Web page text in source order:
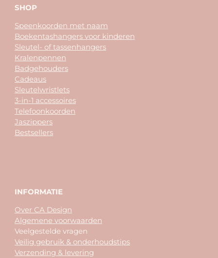
SHOP
Speenkoorden met naam
Boekentashangers voor kinderen
Sleutel- of tassenhangers
Kralenpennen
Badgehouders
Cadeaus
Sleutelwristlets
3-in-1 accessoires
Telefoonkoorden
Jaszippers
Bestsellers
INFORMATIE
Over CA Design
Algemene voorwaarden
Veelgestelde vragen
Veilig gebruik & onderhoudstips
Verzending & levering